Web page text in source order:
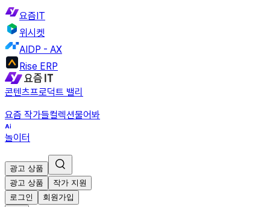
요즘IT
위시켓
AIDP - AX
Rise ERP
콘텐츠프로덕트 밸리
요즘 작가들컬렉션물어봐
놀이터
광고 상품
광고 상품
작가 지원
로그인
회원가입